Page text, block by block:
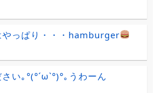
やっぱり・・・hamburger
い｡°(°´ω`°)°｡うわーん